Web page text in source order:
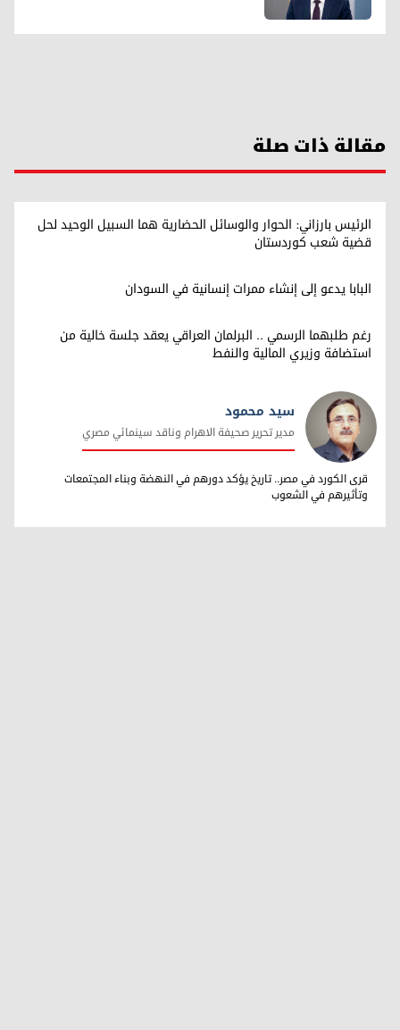
مقالة ذات صلة
الرئيس بارزاني: الحوار والوسائل الحضارية هما السبيل الوحيد لحل
قضية شعب كوردستان
البابا يدعو إلى إنشاء ممرات إنسانية في السودان
رغم طلبهما الرسمي .. البرلمان العراقي يعقد جلسة خالية من
استضافة وزيري المالية والنفط
سيد محمود
سيد محمود
مدير تحرير صحيفة الاهرام وناقد سينمائي مصري
قرى الكورد في مصر.. تاريخ يؤكد دورهم في النهضة وبناء المجتمعات
وتأثيرهم في الشعوب